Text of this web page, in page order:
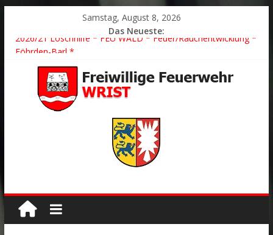
Samstag, August 8, 2026
Das Neueste:
2026/21 Löschhilfe * FEU WALD * Feuer/Rauchentwicklung *
2026/24 * TH G Y * PKW überschlagen *
2026/23 TH K Y * Person in festsitzendem Aufzug *
2026/22 TH Y * VU * 1 Person klemmt * Hingstheide
Der schönste Einsatz des Jahres 2026